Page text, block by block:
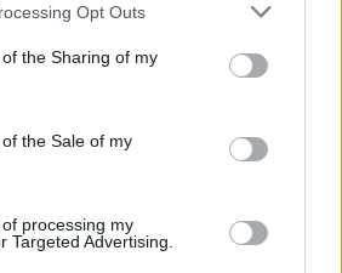
Opt Outs
the Sharing of my
the Sale of my
processing my
Targeted Advertising.